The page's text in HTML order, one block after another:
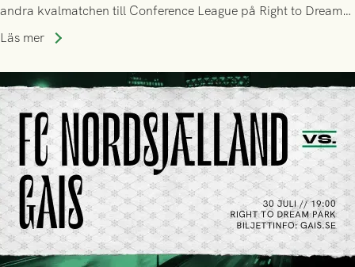
andra kvalmatchen till Conference League på Right to Dream
Park! Fredrik Holmberg och ledarstaben har tagit ut följande
Läs mer